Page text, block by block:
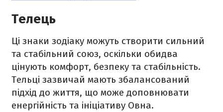
Телець
Ці знаки зодіаку можуть створити сильний
та стабільний союз, оскільки обидва
цінують комфорт, безпеку та стабільність.
Тельці зазвичай мають збалансований
підхід до життя, що може доповнювати
енергійність та ініціативу Овна.